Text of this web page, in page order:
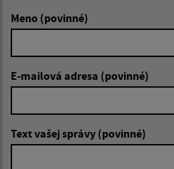
Meno (povinné)
E-mailová adresa (povinné)
Text vašej správy (povinné)